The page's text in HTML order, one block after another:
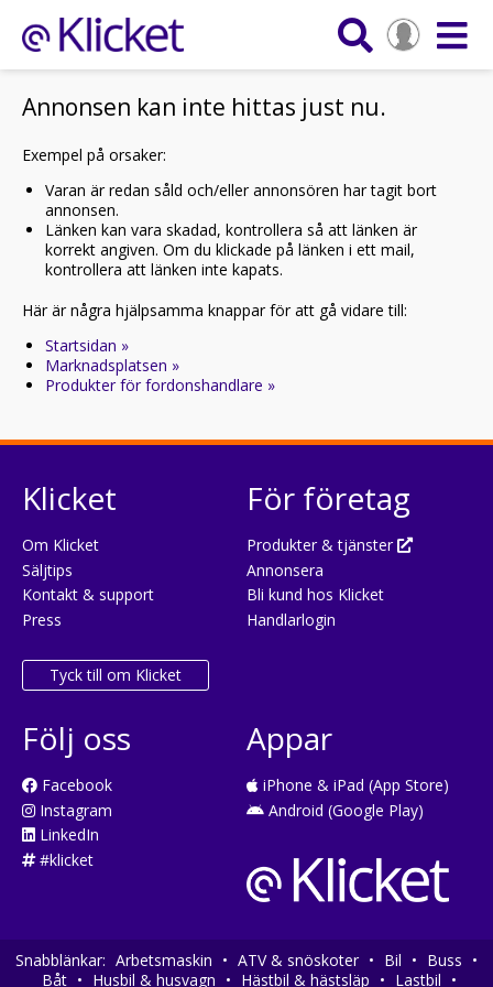
Annonsen kan inte hittas just nu.
Exempel på orsaker:
Varan är redan såld och/eller annonsören har tagit bort
annonsen.
Länken kan vara skadad, kontrollera så att länken är
korrekt angiven. Om du klickade på länken i ett mail,
kontrollera att länken inte kapats.
Här är några hjälpsamma knappar för att gå vidare till:
Startsidan »
Marknadsplatsen »
Produkter för fordonshandlare »
Klicket
Om Klicket
Säljtips
Kontakt & support
Press
Tyck till om Klicket
För företag
Produkter & tjänster
Annonsera
Bli kund hos Klicket
Handlarlogin
Följ oss
Facebook
Instagram
LinkedIn
#klicket
Appar
iPhone & iPad (App Store)
Android (Google Play)
Snabblänkar: Arbetsmaskin • ATV & snöskoter • Bil • Buss •
Båt • Husbil & husvagn • Hästbil & hästsläp • Lastbil •